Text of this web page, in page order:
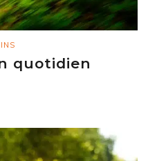
quotidien